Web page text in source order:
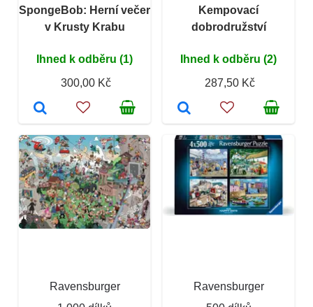
SpongeBob: Herní večer
v Krusty Krabu
Ihned k odběru (1)
300,00 Kč
Kempovací
dobrodružství
Ihned k odběru (2)
287,50 Kč
Ravensburger
Ravensburger